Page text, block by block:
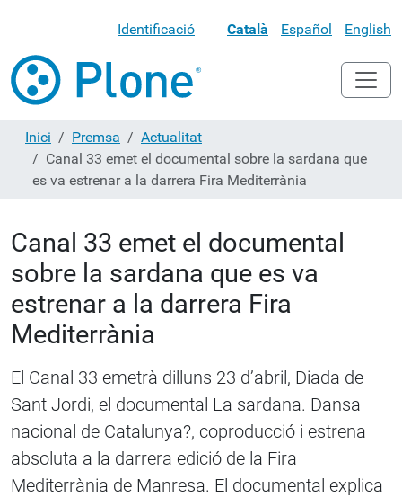
Identificació Català Español English
Inici Premsa
Actualitat
Canal 33 emet el documental sobre la sardana que
es va estrenar a la darrera Fira Mediterrània
Canal 33 emet el documental
sobre la sardana que es va
estrenar a la darrera Fira
Mediterrània
El Canal 33 emetrà dilluns 23 d’abril, Diada de
Sant Jordi, el documental La sardana. Dansa
nacional de Catalunya?, coproducció i estrena
absoluta a la darrera edició de la Fira
Mediterrània de Manresa. El documental explica